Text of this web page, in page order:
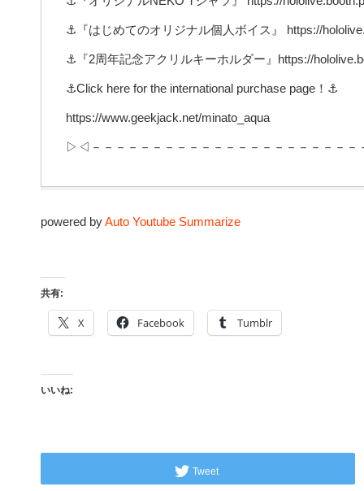
⚓『はじめてのオリジナル個人ボイス』 https://
⚓『2周年記念アクリルキーホルダー』https://
⚓Click here for the international purchase page！⚓
https://www.geekjack.net/minato_aqua
▷◁－－－－－－－－－－－－－－－－－－－－－
powered byAuto Youtube Summarize
共有:
X Facebook Tumblr
いいね:
Tweet